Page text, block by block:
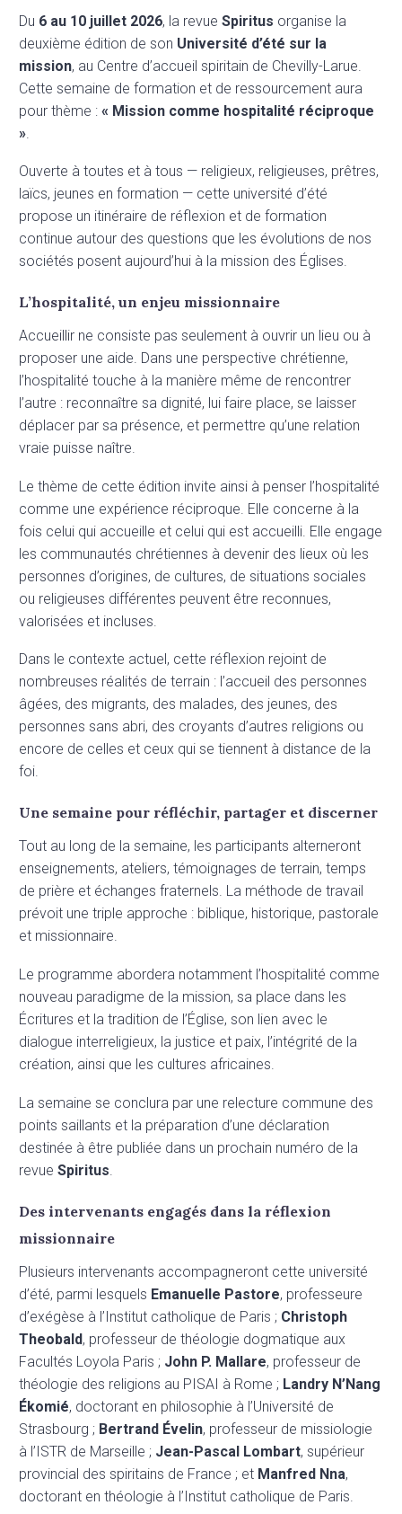
Du 6 au 10 juillet 2026, la revue Spiritus organise la
deuxième édition de son Université d’été sur la
mission, au Centre d’accueil spiritain de Chevilly-Larue.
Cette semaine de formation et de ressourcement aura
pour thème : « Mission comme hospitalité réciproque
»
Ouverte à toutes et à tous — religieux, religieuses, prêtres,
laïcs, jeunes en formation — cette université d’été
propose un itinéraire de réflexion et de formation
continue autour des questions que les évolutions de nos
sociétés posent aujourd’hui à la mission des Églises.
L’hospitalité, un enjeu missionnaire
Accueillir ne consiste pas seulement à ouvrir un lieu ou à
proposer une aide. Dans une perspective chrétienne,
l’hospitalité touche à la manière même de rencontrer
l’autre : reconnaître sa dignité, lui faire place, se laisser
déplacer par sa présence, et permettre qu’une relation
vraie puisse naître.
Le thème de cette édition invite ainsi à penser l’hospitalité
comme une expérience réciproque. Elle concerne à la
fois celui qui accueille et celui qui est accueilli. Elle engage
les communautés chrétiennes à devenir des lieux où les
personnes d’origines, de cultures, de situations sociales
ou religieuses différentes peuvent être reconnues,
valorisées et incluses.
Dans le contexte actuel, cette réflexion rejoint de
nombreuses réalités de terrain : l’accueil des personnes
âgées, des migrants, des malades, des jeunes, des
personnes sans abri, des croyants d’autres religions ou
encore de celles et ceux qui se tiennent à distance de la
foi.
Une semaine pour réfléchir, partager et discerner
Tout au long de la semaine, les participants alterneront
enseignements, ateliers, témoignages de terrain, temps
de prière et échanges fraternels. La méthode de travail
prévoit une triple approche : biblique, historique, pastorale
et missionnaire.
Le programme abordera notamment l’hospitalité comme
nouveau paradigme de la mission, sa place dans les
Écritures et la tradition de l’Église, son lien avec le
dialogue interreligieux, la justice et paix, l’intégrité de la
création, ainsi que les cultures africaines.
La semaine se conclura par une relecture commune des
points saillants et la préparation d’une déclaration
destinée à être publiée dans un prochain numéro de la
revue Spiritus
Des intervenants engagés dans la réflexion
missionnaire
Plusieurs intervenants accompagneront cette université
d’été, parmi lesquels Emanuelle Pastore, professeure
d’exégèse à l’Institut catholique de Paris ; Christoph
Theobald, professeur de théologie dogmatique aux
Facultés Loyola Paris ; John P. Mallare, professeur de
théologie des religions au PISAI à Rome ; Landry N’Nang
Ékomié, doctorant en philosophie à l’Université de
Strasbourg ; Bertrand Évelin, professeur de missiologie
à l’ISTR de Marseille ; Jean-Pascal Lombart, supérieur
provincial des spiritains de France ; et Manfred Nna,
doctorant en théologie à l’Institut catholique de Paris.